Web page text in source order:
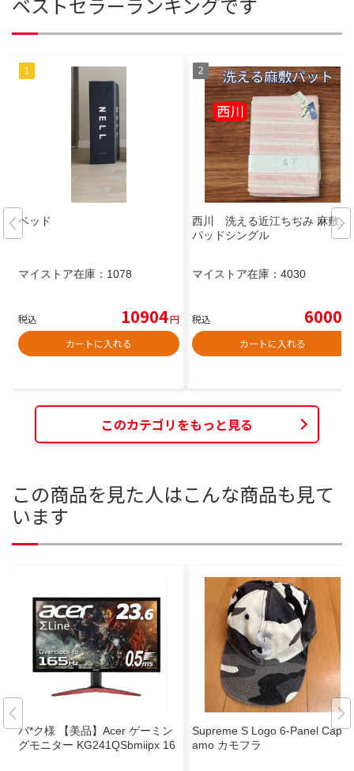
ベッド
マイストア在庫： 1078
税込 10904円
カートに入れる
西川 洗える近江ちぢみ 麻敷き
パッドシングル
マイストア在庫： 4030
税込 6000
カートに入れる
このカテゴリをもっと見る
この商品を見た人はこんな商品も見て
います
バ*ク様 【美品】Acer ゲーミン
グモニター KG241QSbmiipx 16
Supreme S Logo 6-Panel Cap C
amo カモフラ